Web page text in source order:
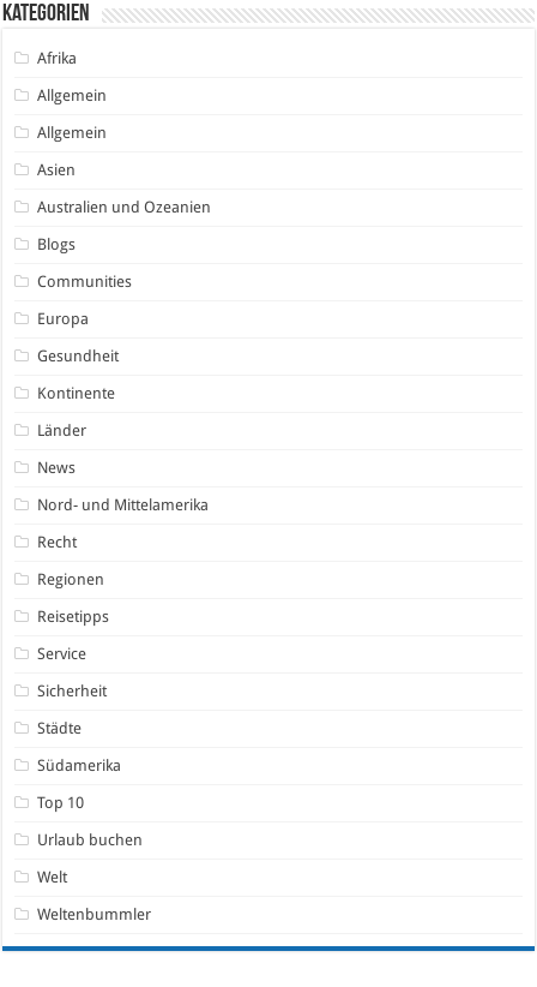
Kategorien
Afrika
Allgemein
Allgemein
Asien
Australien und Ozeanien
Blogs
Communities
Europa
Gesundheit
Kontinente
Länder
News
Nord- und Mittelamerika
Recht
Regionen
Reisetipps
Service
Sicherheit
Städte
Südamerika
Top 10
Urlaub buchen
Welt
Weltenbummler